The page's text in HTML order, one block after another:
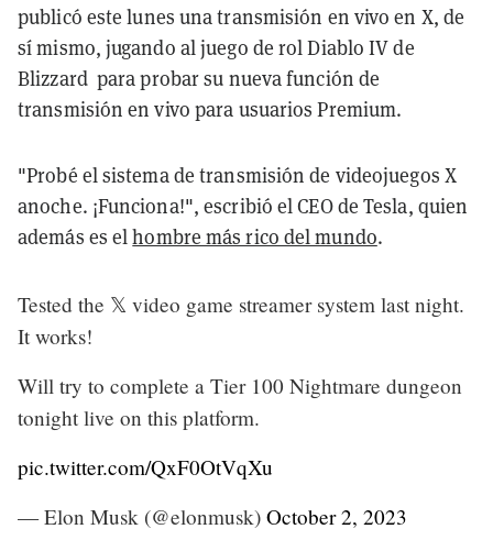
publicó este lunes una transmisión en vivo en X, de
sí mismo, jugando al juego de rol Diablo IV de
Blizzard para probar su nueva función de
transmisión en vivo para usuarios Premium.
"Probé el sistema de transmisión de videojuegos X
anoche. ¡Funciona!", escribió el CEO de Tesla, quien
además es elhombre más rico del mundo.
Tested the 𝕏 video game streamer system last night.
It works!
Will try to complete a Tier 100 Nightmare dungeon
tonight live on this platform.
pic.twitter.com/QxF0OtVqXu
— Elon Musk (@elonmusk) October 2, 2023